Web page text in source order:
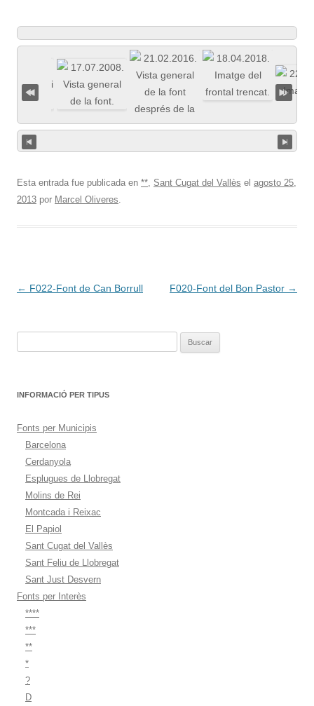
Esta entrada fue publicada en **, Sant Cugat del Vallès el agosto 25,
2013 por Marcel Oliveres.
Navegación
← F022-Font de Can Borrull F020-Font del Bon Pastor →
INFORMACIÓ PER TIPUS
Fonts per Municipis
Barcelona
Cerdanyola
Esplugues de Llobregat
Molins de Rei
Montcada i Reixac
El Papiol
Sant Cugat del Vallès
Sant Feliu de Llobregat
Sant Just Desvern
Fonts per Interès
****
***
**
*
?
D